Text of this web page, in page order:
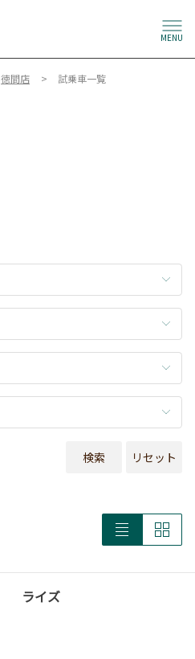
MENU
徳間店 試乗車一覧
検索 リセット
ライズ